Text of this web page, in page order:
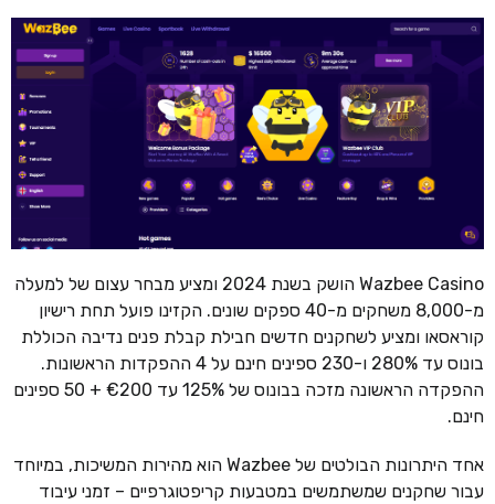
Wazbee Casino הושק בשנת 2024 ומציע מבחר עצום של למעלה
מ-8,000 משחקים מ-40 ספקים שונים. הקזינו פועל תחת רישיון
קוראסאו ומציע לשחקנים חדשים חבילת קבלת פנים נדיבה הכוללת
בונוס עד 280% ו-230 ספינים חינם על 4 ההפקדות הראשונות.
ההפקדה הראשונה מזכה בבונוס של 125% עד €200 + 50 ספינים
חינם.
אחד היתרונות הבולטים של Wazbee הוא מהירות המשיכות, במיוחד
עבור שחקנים שמשתמשים במטבעות קריפטוגרפיים – זמני עיבוד